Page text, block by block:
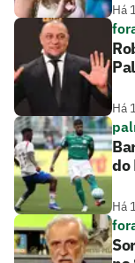
Há
Há
do
Há